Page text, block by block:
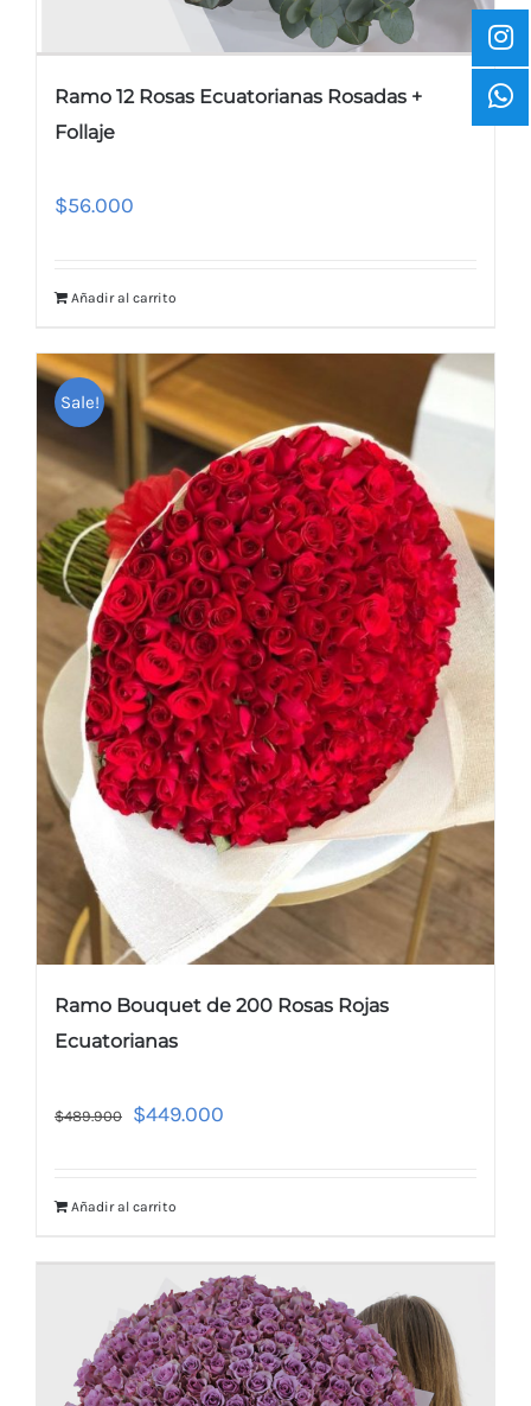
Ramo 12 Rosas Ecuatorianas Rosadas +
Follaje
$56.000
Añadir al carrito
Sale!
Ramo Bouquet de 200 Rosas Rojas
Ecuatorianas
$489.900 $449.000
Añadir al carrito